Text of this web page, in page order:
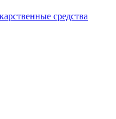
средства